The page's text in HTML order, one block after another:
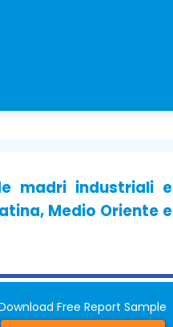
madri industriali e
Medio Oriente e
Free Report Sample